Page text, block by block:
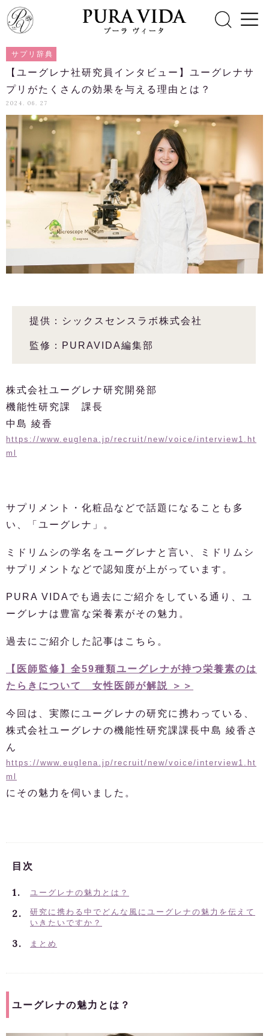
サプリ辞典
【ユーグレナ社研究員インタビュー】ユーグレナサ
プリがたくさんの効果を与える理由とは？
2024. 06. 27
提供：シックスセンスラボ株式会社
監修：PURAVIDA編集部
株式会社ユーグレナ研究開発部
機能性研究課 課長
中島 綾香
https://www.euglena.jp/recruit/new/voice/interview1.ht
ml
サプリメント・化粧品などで話題になることも多
い、「ユーグレナ」。
ミドリムシの学名をユーグレナと言い、ミドリムシ
サプリメントなどで認知度が上がっています。
PURA VIDAでも過去にご紹介をしている通り、ユ
ーグレナは豊富な栄養素がその魅力。
過去にご紹介した記事はこちら。
【医師監修】全59種類ユーグレナが持つ栄養素のは
たらきについて 女性医師が解説 ＞＞
今回は、実際にユーグレナの研究に携わっている、
株式会社ユーグレナの機能性研究課課長中島 綾香さ
ん
https://www.euglena.jp/recruit/new/voice/interview1.ht
ml
にその魅力を伺いました。
目次
ユーグレナの魅力とは？
研究に携わる中でどんな風にユーグレナの魅力を伝えて
いきたいですか？
まとめ
ユーグレナの魅力とは？